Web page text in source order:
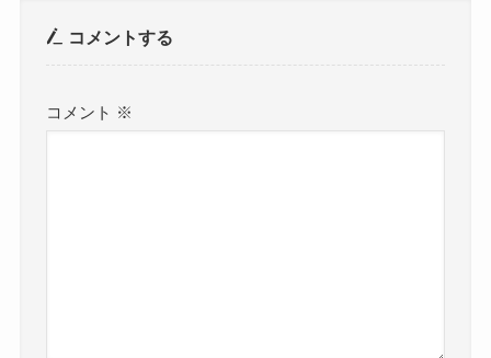
コメントする
コメント ※